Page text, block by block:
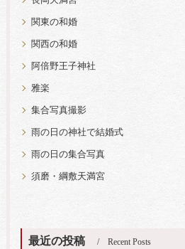
関東の和婚
関西の和婚
阿倍野王子神社
雅楽
集合写真撮影
雨の日の神社で結婚式
雨の日の集合写真
須磨・綱敷天満宮
最近の投稿 Recent Posts